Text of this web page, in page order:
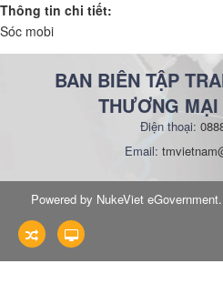
Thông tin chi tiết:
Sóc mobi
BAN BIÊN TẬP
THƯƠNG
Điện thoại:
Email:
Powered by NukeViet